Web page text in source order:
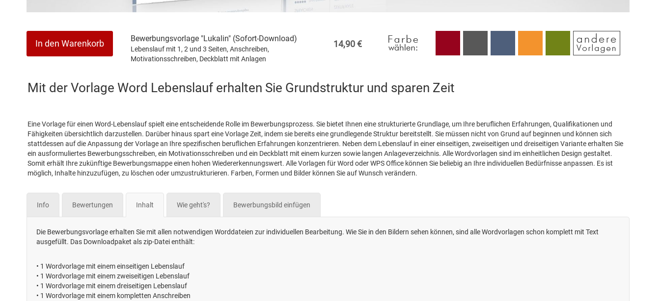
Bildergalerie
springen
In den Warenkorb Bewerbungsvorlage "Lukalin" (Sofort-Download)
Lebenslauf mit 1, 2 und 3 Seiten, Anschreiben,
Motivationsschreiben, Deckblatt mit Anlagen
14,90 €
Mit der Vorlage Word Lebenslauf erhalten Sie Grundstruktur und sparen Zeit
Eine Vorlage für einen Word-Lebenslauf spielt eine entscheidende Rolle im Bewerbungsprozess. Sie bietet Ihnen eine strukturierte Grundlage, um Ihre beruflichen Erfahrungen, Qualifikationen und
Fähigkeiten übersichtlich darzustellen. Darüber hinaus spart eine Vorlage Zeit, indem sie bereits eine grundlegende Struktur bereitstellt. Sie müssen nicht von Grund auf beginnen und können sich
stattdessen auf die Anpassung der Vorlage an Ihre spezifischen beruflichen Erfahrungen konzentrieren. Neben dem Lebenslauf in einer einseitigen, zweiseitigen und dreiseitigen Variante erhalten Sie
ein ausformuliertes Bewerbungsschreiben, ein Motivationsschreiben und ein Deckblatt mit einem kurzen sowie langen Anlageverzeichnis. Alle Wordvorlagen sind im einheitlichen Design gestaltet.
Somit erhält Ihre zukünftige Bewerbungsmappe einen hohen Wiedererkennungswert. Alle Vorlagen für Word oder WPS Office können Sie beliebig an Ihre individuellen Bedürfnisse anpassen. Es ist
möglich, Inhalte hinzuzufügen, zu löschen oder umzustrukturieren. Farben, Formen und Bilder können Sie auf Wunsch verändern.
Info Bewertungen Inhalt Wie geht's? Bewerbungsbild einfügen
Die Bewerbungsvorlage erhalten Sie mit allen notwendigen Worddateien zur individuellen Bearbeitung. Wie Sie in den Bildern sehen können, sind alle Wordvorlagen schon komplett mit Text
ausgefüllt. Das Downloadpaket als zip-Datei enthält:
• 1 Wordvorlage mit einem einseitigen Lebenslauf
• 1 Wordvorlage mit einem zweiseitigen Lebenslauf
• 1 Wordvorlage mit einem dreiseitigen Lebenslauf
• 1 Wordvorlage mit einem kompletten Anschreiben